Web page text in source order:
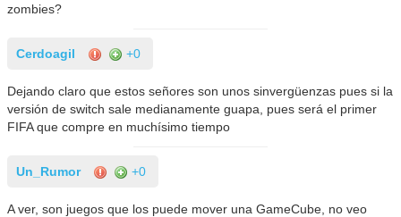
zombies?
Cerdoagil +0
Dejando claro que estos señores son unos sinvergüenzas pues si la
versión de switch sale medianamente guapa, pues será el primer
FIFA que compre en muchísimo tiempo
Un_Rumor +0
A ver, son juegos que los puede mover una GameCube, no veo